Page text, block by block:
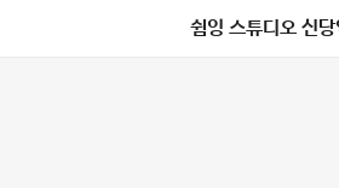
쉼잉 스튜디오 신당